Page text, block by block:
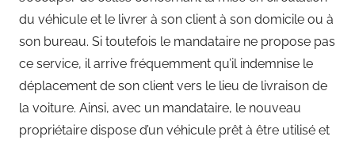
du véhicule et le livrer à son client à son domicile ou à
son bureau. Si toutefois le mandataire ne propose pas
ce service, il arrive fréquemment qu’il indemnise le
déplacement de son client vers le lieu de livraison de
la voiture. Ainsi, avec un mandataire, le nouveau
propriétaire dispose d’un véhicule prêt à être utilisé et